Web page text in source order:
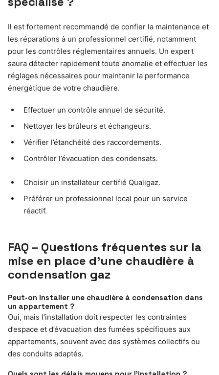
Il est fortement recommandé de confier la maintenance et
les réparations à un professionnel certifié, notamment
pour les contrôles réglementaires annuels. Un expert
saura détecter rapidement toute anomalie et effectuer les
réglages nécessaires pour maintenir la performance
énergétique de votre chaudière.
Effectuer un contrôle annuel de sécurité.
Nettoyer les brûleurs et échangeurs.
Vérifier l’étanchéité des raccordements.
Contrôler l’évacuation des condensats.
Choisir un installateur certifié Qualigaz.
Préférer un professionnel local pour un service
réactif.
FAQ – Questions fréquentes sur la
mise en place d’une chaudière à
condensation gaz
Peut-on installer une chaudière à condensation dans
un appartement ?
Oui, mais l’installation doit respecter les contraintes
d’espace et d’évacuation des fumées spécifiques aux
appartements, souvent avec des systèmes collectifs ou
des conduits adaptés.